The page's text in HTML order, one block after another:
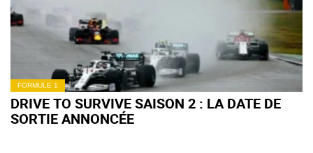
FORMULE 1
DRIVE TO SURVIVE SAISON 2 : LA DATE DE
SORTIE ANNONCÉE